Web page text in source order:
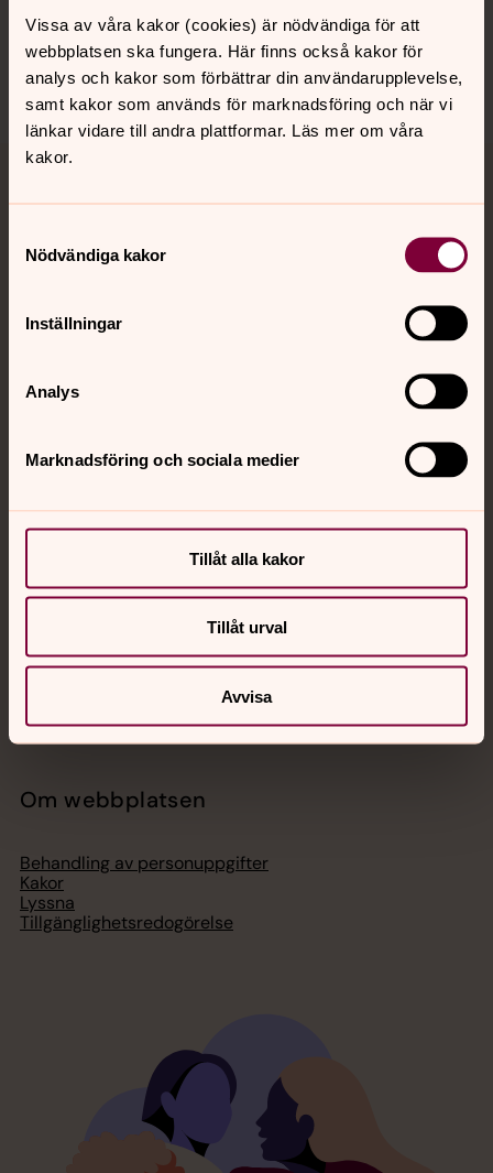
Vissa av våra kakor (cookies) är nödvändiga för att
webbplatsen ska fungera. Här finns också kakor för
analys och kakor som förbättrar din användarupplevelse,
samt kakor som används för marknadsföring och när vi
länkar vidare till andra plattformar. Läs mer om våra
kakor.
Nödvändiga kakor
Inställningar
Analys
Marknadsföring och sociala medier
Tillåt alla kakor
Tillåt urval
Avvisa
Sociala kanaler
Jourhavande präst
Akut samtals- och krisstöd. Prata eller chatta anonymt
med en präst på kvällar och nätter.
Chatt
Telefon 112
Lediga jobb
Act Svenska kyrkan
Svenska kyrkan i utlandet
Om webbplatsen
Behandling av personuppgifter
Kakor
Lyssna
Tillgänglighetsredogörelse